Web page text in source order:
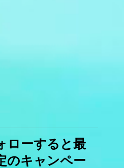
ローすると最
のキャンペー